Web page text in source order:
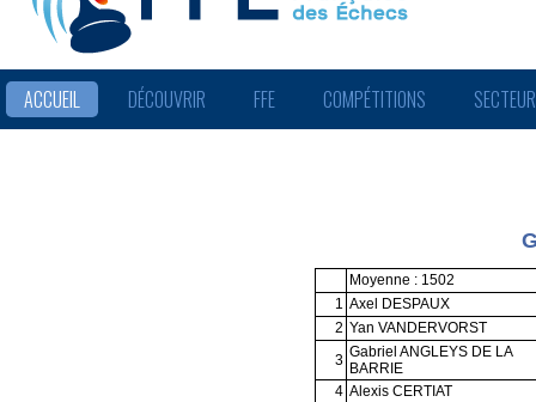
ACCUEIL DÉCOUVRIR FFE COMPÉTITIONS
Moyenne : 1502
1 Axel DESPAUX
2 Yan VANDERVORST
3 Gabriel ANGLEYS DE LA
BARRIE
4 Alexis CERTIAT